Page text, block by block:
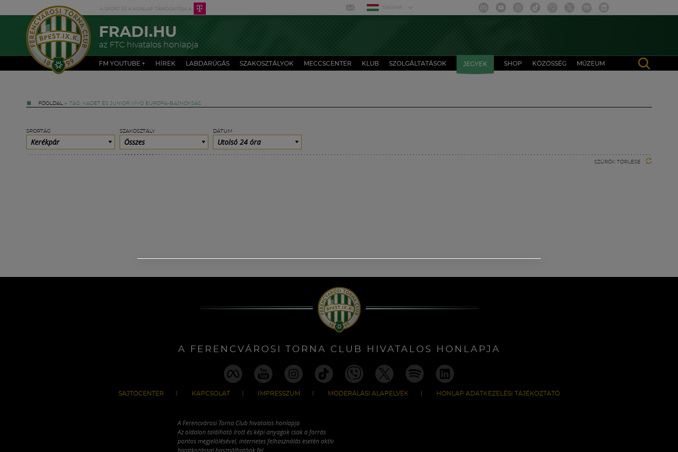
MAGYAR
FRADI.HU
az FTC hivatalos honlapja
FM YOUTUBE + HÍREK LABDARÚGÁS SZAKOSZTÁLYOK MECCSCENTER KLUB SZOLGÁLTATÁSOK JEGYEK SHOP KÖZÖSSÉG MÚZEUM
FŐOLDAL » TAG: KADET ÉS JUNIOR VÍVÓ EURÓPA-BAJNOKSÁG
SPORTÁG
Kerékpár
SZAKOSZTÁLY
Összes
DÁTUM
Utolsó 24 óra
SZŰRŐK TÖRLÉSE
A FERENCVÁROSI TORNA CLUB HIVATALOS HONLAPJA
SAJTÓCENTER KAPCSOLAT IMPRESSZUM MODERÁLÁSI ALAPELVEK HONLAP ADATKEZELÉSI TÁJÉKOZTATÓ
A Ferencvárosi Torna Club hivatalos honlapja
Az oldalon található írott és képi anyagok csak a forrás
pontos megjelölésével, internetes felhasználás esetén aktív
hivatkozással használhatóak fel.